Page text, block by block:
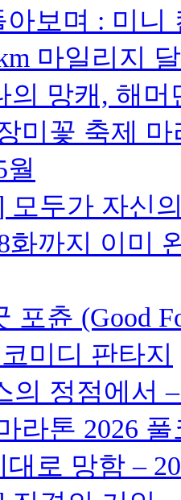
아보며 : 미니
마일리지
의 망캐, 해머
미꽃 축제
월
모두가 자신
화까지 이미
포츈 (Good
미디 판타지
의 정점에서
라톤 2026
대로 망함 –